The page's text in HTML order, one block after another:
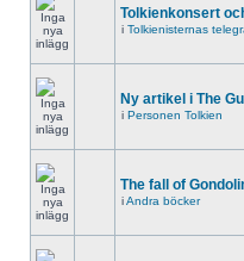
Tolkienkonsert
i Tolkienisternas
Ny artikel i The
i Personen Tolkien
The fall of
iAndra böcker